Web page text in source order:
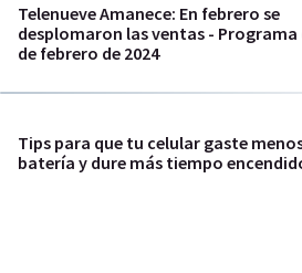
Telenueve Amanece: En febrero se
desplomaron las ventas - Programa
de febrero de 2024
Tips para que tu celular gaste
batería y dure más tiempo